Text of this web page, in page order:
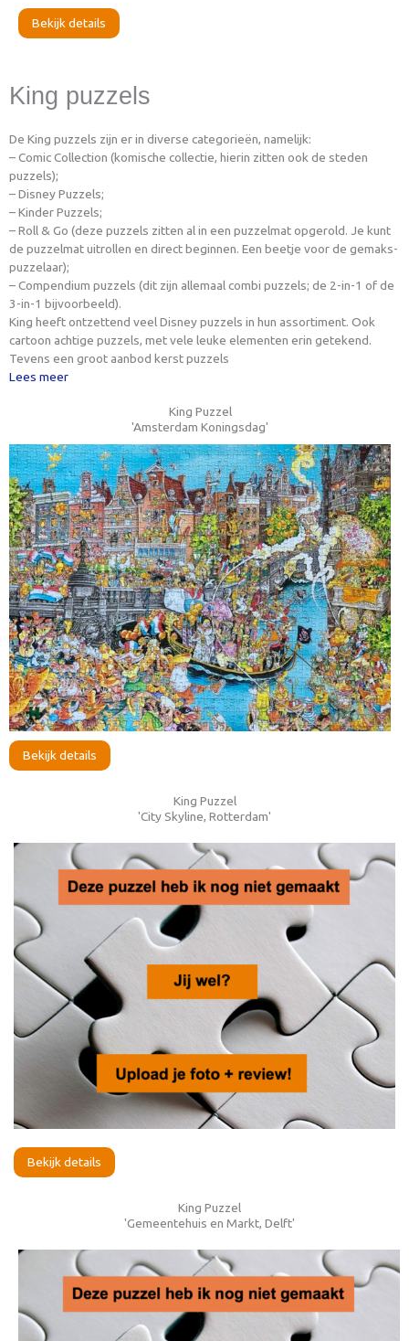
Bekijk details
King puzzels
De King puzzels zijn er in diverse categorieën, namelijk:
– Comic Collection (komische collectie, hierin zitten ook de steden
puzzels);
– Disney Puzzels;
– Kinder Puzzels;
– Roll & Go (deze puzzels zitten al in een puzzelmat opgerold. Je kunt
de puzzelmat uitrollen en direct beginnen. Een beetje voor de gemaks-
puzzelaar);
– Compendium puzzels (dit zijn allemaal combi puzzels; de 2-in-1 of de
3-in-1 bijvoorbeeld).
King heeft ontzettend veel Disney puzzels in hun assortiment. Ook
cartoon achtige puzzels, met vele leuke elementen erin getekend.
Tevens een groot aanbod kerst puzzels
Lees meer
King Puzzel
'Amsterdam Koningsdag'
Bekijk details
King Puzzel
'City Skyline, Rotterdam'
Bekijk details
King Puzzel
'Gemeentehuis en Markt, Delft'